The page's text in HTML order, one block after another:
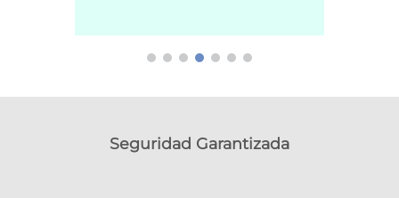
Seguridad Garantizada